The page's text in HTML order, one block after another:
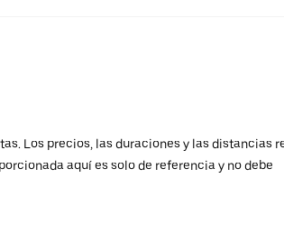
Los precios, las duraciones y las distancias
aquí es solo de referencia y no debe